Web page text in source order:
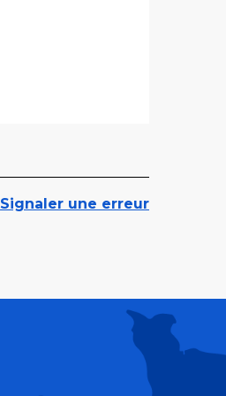
Signaler une erreur